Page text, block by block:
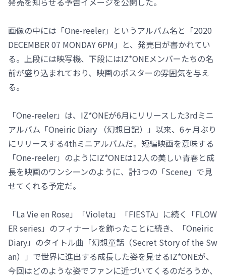
画像の中には「One-reeler」というアルバム名と「2020
DECEMBER 07 MONDAY 6PM」と、発売日が書かれてい
る。上段には映写機、下段にはIZ*ONEメンバーたちの名
前が盛り込まれており、映画のポスターの雰囲気を与え
る。
「One-reeler」は、IZ*ONEが6月にリリースした3rdミニ
アルバム「Oneiric Diary （幻想日記）」以来、6ヶ月ぶり
にリリースする4thミニアルバムだ。短編映画を意味する
「One-reeler」のようにIZ*ONEは12人の美しい青春と成
長を映画のワンシーンのように、計3つの「Scene」で見
せてくれる予定だ。
「La Vie en Rose」「Violeta」「FIESTA」に続く「FLOW
ER series」のフィナーレを飾ったことに続き、「Oneiric
Diary」のタイトル曲「幻想童話（Secret Story of the Sw
an）」で世界に進出する成長した姿を見せるIZ*ONEが、
今回はどのような姿でファンに近づいてくるのだろうか、